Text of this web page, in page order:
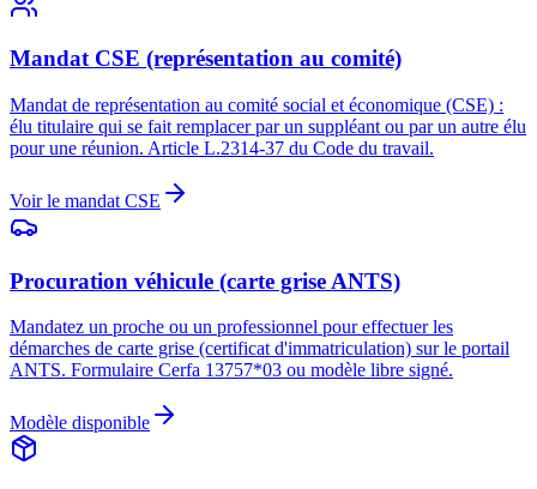
Mandat CSE (représentation au comité)
Mandat de représentation au comité social et économique (CSE) :
élu titulaire qui se fait remplacer par un suppléant ou par un autre élu
pour une réunion. Article L.2314-37 du Code du travail.
Voir le mandat CSE
Procuration véhicule (carte grise ANTS)
Mandatez un proche ou un professionnel pour effectuer les
démarches de carte grise (certificat d'immatriculation) sur le portail
ANTS. Formulaire Cerfa 13757*03 ou modèle libre signé.
Modèle disponible